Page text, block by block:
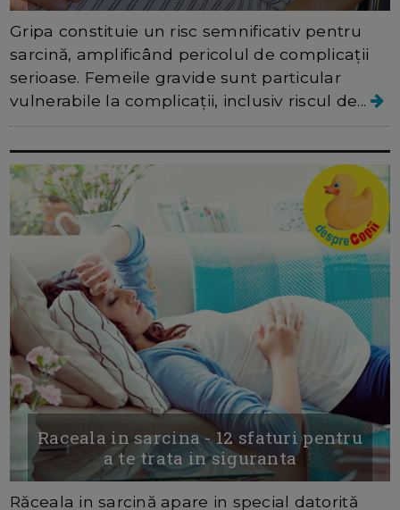
Gripa constituie un risc semnificativ pentru
sarcină, amplificând pericolul de complicații
serioase. Femeile gravide sunt particular
vulnerabile la complicații, inclusiv riscul de...
Raceala in sarcina - 12 sfaturi pentru
a te trata in siguranta
Răceala in sarcină apare in special datorită